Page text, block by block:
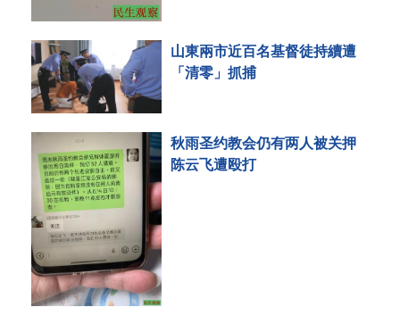
山東兩市近百名基督徒持續遭
「清零」抓捕
秋雨圣约教会仍有两人被关押
陈云飞遭殴打